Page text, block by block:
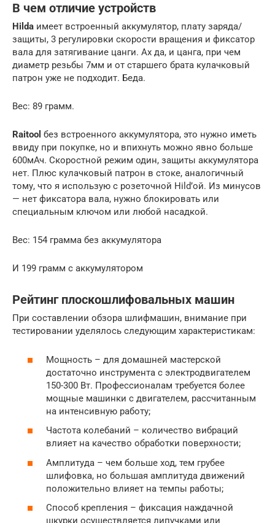
В чем отличие устройств
Hilda имеет встроенный аккумулятор, плату заряда/
защиты, 3 регулировки скорости вращения и фиксатор
вала для затягивание цанги. Ах да, и цанга, при чем
диаметр резьбы 7мм и от старшего брата кулачковый
патрон уже не подходит. Беда.
Вес: 89 грамм.
Raitool без встроенного аккумулятора, это нужно иметь
ввиду при покупке, но и впихнуть можно явно больше
600мАч. Скоростной режим один, защиты аккумулятора
нет. Плюс кулачковый патрон в стоке, аналогичный
тому, что я использую с розеточной Hild’ой. Из минусов
— нет фиксатора вала, нужно блокировать или
специальным ключом или любой насадкой.
Вес: 154 грамма без аккумулятора
И 199 грамм с аккумулятором
Рейтинг плоскошлифовальных машин
При составлении обзора шлифмашин, внимание при
тестировании уделялось следующим характеристикам:
Мощность – для домашней мастерской
достаточно инструмента с электродвигателем
150-300 Вт. Профессионалам требуется более
мощные машинки с двигателем, рассчитанным
на интенсивную работу;
Частота колебаний – количество вибраций
влияет на качество обработки поверхности;
Амплитуда – чем больше ход, тем грубее
шлифовка, но большая амплитуда движений
положительно влияет на темпы работы;
Способ крепления – фиксация наждачной
шкурки осуществляется липучками или